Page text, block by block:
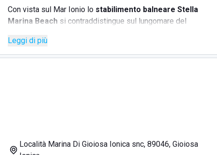
Con vista sul Mar Ionio lo stabilimento balneare Stella
Marina Beach si contraddistingue sul lungomare del
La struttura si trova in un ampio tratto di spiaggia con
numerosi lettini e ombrelloni e con la possibilità di fare
Leggi di più
Località Marina Di Gioiosa Ionica snc, 89046, Gioiosa